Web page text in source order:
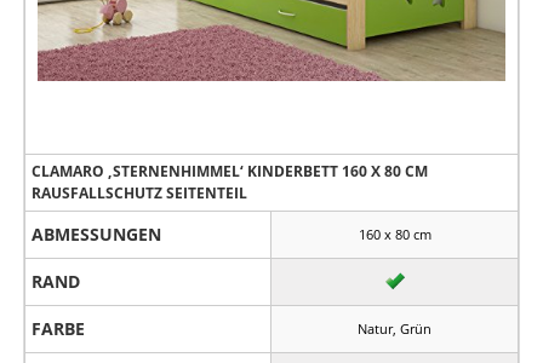
CLAMARO ‚STERNENHIMMEL‘ KINDERBETT 160 X 80 CM
RAUSFALLSCHUTZ SEITENTEIL
ABMESSUNGEN 160 x 80 cm
RAND
FARBE Natur, Grün